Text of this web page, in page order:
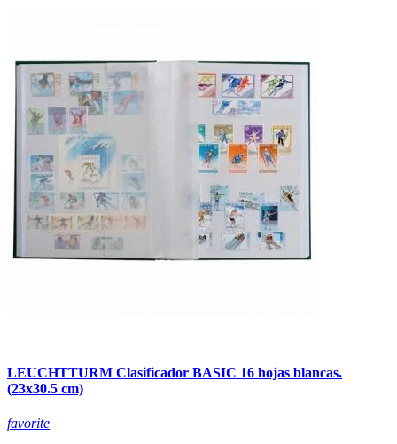
LEUCHTTURM Clasificador BASIC 16 hojas blancas.
(23x30.5 cm)
favorite